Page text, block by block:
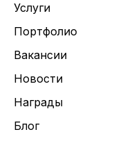
Услуги
Портфолио
Вакансии
Новости
Награды
Блог